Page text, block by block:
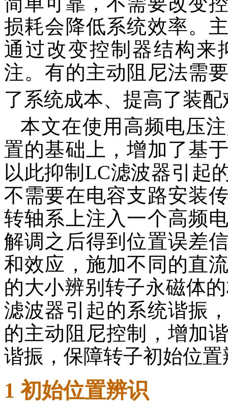
损耗会降低系统效率。
通过改变控制器结构来
注。有的主动阻尼法需
了系统成本、提高了装配
本文在使用高频电压
置的基础上，增加了基
以此抑制LC滤波器引起
不需要在电容支路安装
转轴系上注入一个高频
解调之后得到位置误差
和效应，施加不同的直
的大小辨别转子永磁体
滤波器引起的系统谐振
的主动阻尼控制，增加
谐振，保障转子初始位
1 初始位置辨识